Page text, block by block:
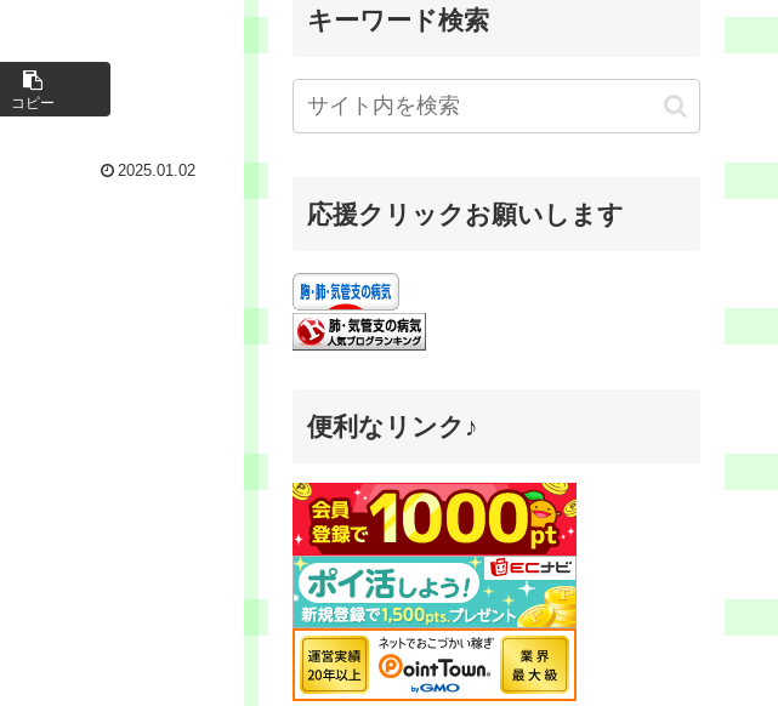
コピー
2025.01.02
キーワード検索
応援クリックお願いします
便利なリンク♪